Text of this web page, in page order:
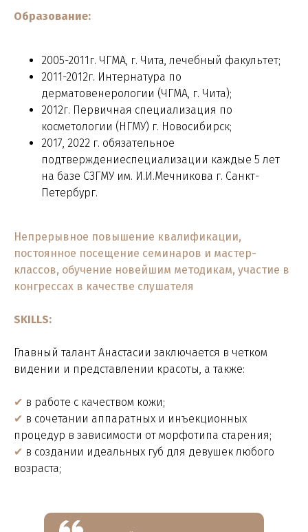
Образование:
2005-2011г. ЧГМА, г. Чита, лечебный факультет;
2011-2012г. Интернатура по
дерматовенерологии (ЧГМА, г. Чита);
2012г. Первичная специализация по
косметологии (НГМУ) г. Новосибирск;
2017, 2022 г. обязательное
подтверждениеспециализации каждые 5 лет
на базе СЗГМУ им. И.И.Мечникова г. Санкт-
Петербург.
Непрерывное повышение квалификации,
постоянное посещение семинаров и мастер-
классов, обучение новейшим методикам, участие в
конгрессах в качестве слушателя
SKILLS:
Главный талант Анастасии заключается в четком
видении и представлении красоты, а также:
✔ в работе с качеством кожи;
✔ в сочетании аппаратных и инъекционных
процедур в зависимости от морфотипа старения;
✔ в создании идеальных губ для девушек любого
возраста;